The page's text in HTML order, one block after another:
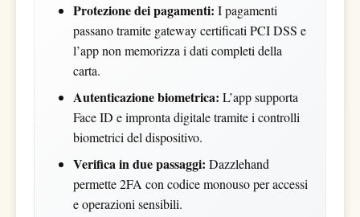
Protezione dei pagamenti: I pagamenti
passano tramite gateway certificati PCI DSS e
l’app non memorizza i dati completi della
carta.
Autenticazione biometrica: L’app supporta
Face ID e impronta digitale tramite i controlli
biometrici del dispositivo.
Verifica in due passaggi: Dazzlehand
permette 2FA con codice monouso per accessi
e operazioni sensibili.